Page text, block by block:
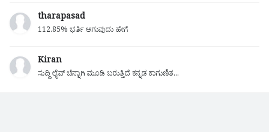
tharapasad
112.85% ಭರ್ತಿ ಆಗುವುದು ಹೇಗೆ
Kiran
ಸುದ್ದಿ ಲೈವ್ ಚೆನ್ನಾಗಿ ಮೂಡಿ ಬರುತ್ತಿದೆ ಕನ್ನಡ ಕಾಗುಣಿತ...